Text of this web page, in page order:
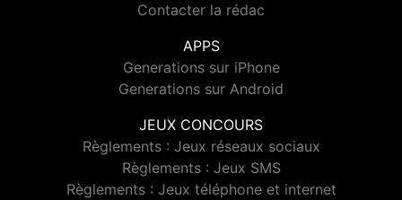
Contacter la rédac
APPS
Generations sur iPhone
Generations sur Android
JEUX CONCOURS
Règlements : Jeux réseaux sociaux
Règlements : Jeux SMS
Règlements : Jeux téléphone et internet